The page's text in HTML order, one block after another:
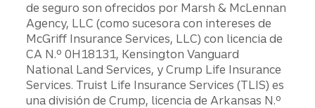
de seguro son ofrecidos por Marsh & McLennan
Agency, LLC (como sucesora con intereses de
McGriff Insurance Services, LLC) con licencia de
CA N.º 0H18131, Kensington Vanguard
National Land Services, y Crump Life Insurance
Services. Truist Life Insurance Services (TLIS) es
una división de Crump, licencia de Arkansas N.º